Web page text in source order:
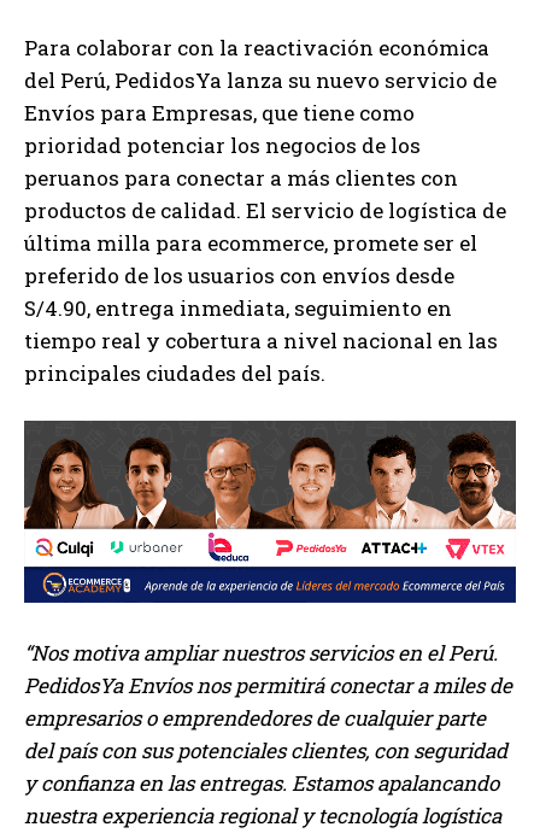
Para colaborar con la reactivación económica
del Perú, PedidosYa lanza su nuevo servicio de
Envíos para Empresas, que tiene como
prioridad potenciar los negocios de los
peruanos para conectar a más clientes con
productos de calidad. El servicio de logística de
última milla para ecommerce, promete ser el
preferido de los usuarios con envíos desde
S/4.90, entrega inmediata, seguimiento en
tiempo real y cobertura a nivel nacional en las
principales ciudades del país.
“Nos motiva ampliar nuestros servicios en el Perú.
PedidosYa Envíos nos permitirá conectar a miles de
empresarios o emprendedores de cualquier parte
del país con sus potenciales clientes, con seguridad
y confianza en las entregas. Estamos apalancando
nuestra experiencia regional y tecnología logística